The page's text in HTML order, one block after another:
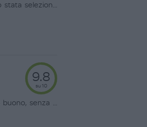
stata selezion...
9.8
su 10
senza ...